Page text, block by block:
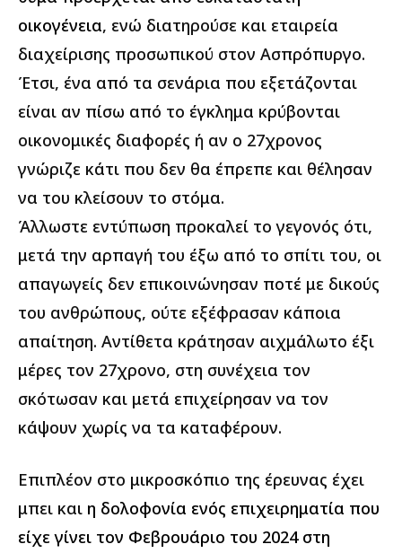
οικογένεια, ενώ διατηρούσε και εταιρεία
διαχείρισης προσωπικού στον Ασπρόπυργο.
Έτσι, ένα από τα σενάρια που εξετάζονται
είναι αν πίσω από το έγκλημα κρύβονται
οικονομικές διαφορές ή αν ο 27χρονος
γνώριζε κάτι που δεν θα έπρεπε και θέλησαν
να του κλείσουν το στόμα.
Άλλωστε εντύπωση προκαλεί το γεγονός ότι,
μετά την αρπαγή του έξω από το σπίτι του, οι
απαγωγείς δεν επικοινώνησαν ποτέ με δικούς
του ανθρώπους, ούτε εξέφρασαν κάποια
απαίτηση. Αντίθετα κράτησαν αιχμάλωτο έξι
μέρες τον 27χρονο, στη συνέχεια τον
σκότωσαν και μετά επιχείρησαν να τον
κάψουν χωρίς να τα καταφέρουν.
Επιπλέον στο μικροσκόπιο της έρευνας έχει
μπει και η δολοφονία ενός επιχειρηματία που
είχε γίνει τον Φεβρουάριο του 2024 στη